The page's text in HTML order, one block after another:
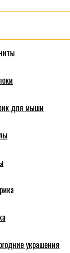
для мыши
украшения